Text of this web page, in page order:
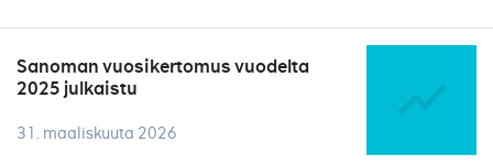
Sanoman vuosikertomus vuodelta
2025 julkaistu
31. maaliskuuta 2026